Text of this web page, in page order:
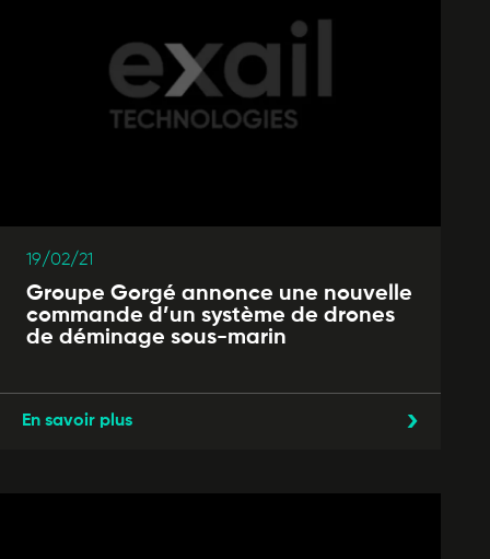
19/02/21
Groupe Gorgé annonce une nouvelle
commande d’un système de drones
de déminage sous-marin
En savoir plus